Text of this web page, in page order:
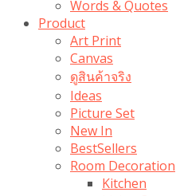
Words & Quotes
Product
Art Print
Canvas
ดูสินค้าจริง
Ideas
Picture Set
New In
BestSellers
Room Decoration
Kitchen